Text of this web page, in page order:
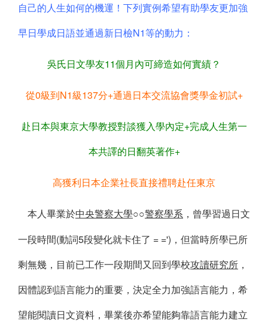
自己的人生如何的機運！下列實例希望有助學友更加強
早日學成日語並通過新日檢N1等的動力：
吳氏日文學友11個月內可締造如何實績？
從0級到N1級137分+通過日本交流協會獎學金初試+
赴日本與東京大學教授對談獲入學內定+完成人生第一
本共譯的日翻英著作+
高獲利日本企業社長直接禮聘赴任東京
本人畢業於中央警察大學○○警察學系 ，曾學習過日文
一段時間(動詞5段變化就卡住了 = =')，但當時所學已所
剩無幾，目前已工作一段期間又回到學校攻讀研究所 ，
因體認到語言能力的重要，決定全力加強語言能力，希
望能閱讀日文資料，畢業後亦希望能夠靠語言能力建立